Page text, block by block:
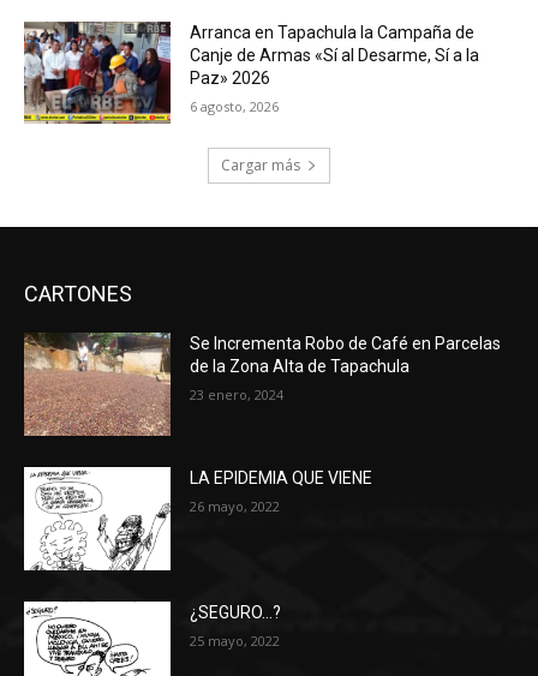
Arranca en Tapachula la Campaña de
Canje de Armas «Sí al Desarme, Sí a la
Paz» 2026
6 agosto, 2026
Cargar más
CARTONES
Se Incrementa Robo de Café en Parcelas
de la Zona Alta de Tapachula
23 enero, 2024
LA EPIDEMIA QUE VIENE
26 mayo, 2022
¿SEGURO…?
25 mayo, 2022